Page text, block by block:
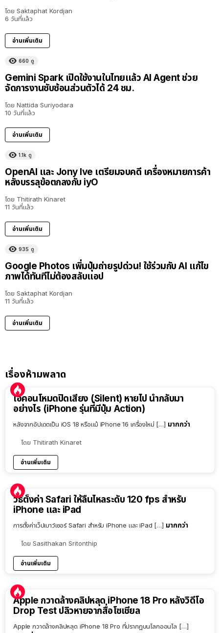
โดย Saktaphat Kordjan
6 วันที่แล้ว
อ่านเพิ่มเติม
660 ดู
Gemini Spark เปิดใช้งานในไทยแล้ว AI Agent ช่วย
จัดการงานซับซ้อนส่วนตัวได้ 24 ชม.
โดย Nattida Suriyodara
10 วันที่แล้ว
อ่านเพิ่มเติม
1.1k ดู
OpenAI และ Jony Ive เตรียมจบคดี เครื่องหมายการค้า
หลังบรรลุข้อตกลงกับ iyO
โดย Thitirath Kinaret
11 วันที่แล้ว
อ่านเพิ่มเติม
935 ดู
Google Photos เพิ่มปุ่มถ่ายรูปด่วน! ใช้ร่วมกับ AI แก้ไข
ภาพได้ทันทีไม่ต้องสลับแอป
โดย Saktaphat Kordjan
11 วันที่แล้ว
อ่านเพิ่มเติม
เรื่องห้ามพลาด
ไอคอนโหมดปิดเสียง (Silent) หายไป นำกลับมา
อย่างไร (iPhone รุ่นที่มีปุ่ม Action)
หลังจากอัปเดตเป็น iOS 18 หรือแม้ iPhone 16 เครื่องใหม่ […] มากกว่า
โดย Thitirath Kinaret
อ่านเพิ่มเติม
วิธีตั้งค่า Safari ให้ลื่นไหลระดับ 120 fps สำหรับ
iPhone และ iPad
การตั้งค่าเว็ปเบาว์เซอร์ Safari สำหรับ iPhone และ iPad […] มากกว่า
โดย Sasithakan Sritonthip
อ่านเพิ่มเติม
Apple กวาดล้างคลิปหลุด iPhone 18 Pro หลังวิดีโอ
Drop Test ปลิวหายจากสื่อโซเชียล
Apple กวาดล้างคลิปหลุด iPhone 18 Pro ที่ปรากฏบนโลกออนไล […]